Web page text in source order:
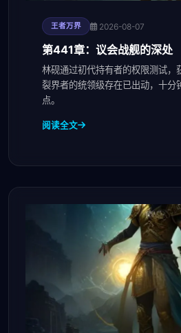
王者万界 2026-08-07
第441章：议会战舰的深处
林砚通过初代持有者的权限测试，
裂界者的统领级存在已出动，十分
点。
阅读全文